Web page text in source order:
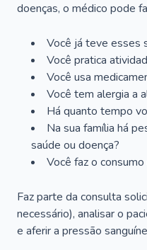
doenças, o médico pode
Você já teve esses
Você pratica
Você usa
Você tem alergia a
Há quanto tempo
Na sua família há
saúde ou doença?
Você faz o
Faz parte da consulta
necessário), analisar o
e aferir a pressão